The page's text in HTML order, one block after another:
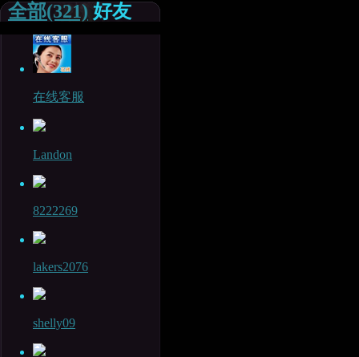
全部(321) 好友
在线客服
Landon
8222269
lakers2076
shelly09